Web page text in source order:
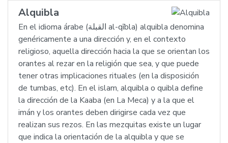
Alquibla
En el idioma árabe (القبلة al-qībla) alquibla denomina
genéricamente a una dirección y, en el contexto
religioso, aquella dirección hacia la que se orientan los
orantes al rezar en la religión que sea, y que puede
tener otras implicaciones rituales (en la disposición
de tumbas, etc). En el islam, alquibla o quibla define
la dirección de la Kaaba (en La Meca) y a la que el
imán y los orantes deben dirigirse cada vez que
realizan sus rezos. En las mezquitas existe un lugar
que indica la orientación de la alquibla y que se